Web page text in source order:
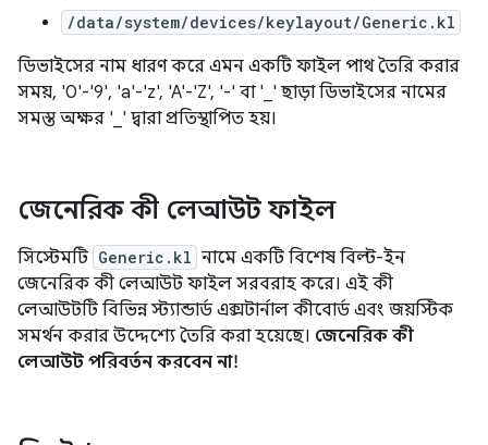
/data/system/devices/keylayout/Generic.kl
ডিভাইসের নাম ধারণ করে এমন একটি ফাইল পাথ তৈরি করার
সময়, '0'-'9', 'a'-'z', 'A'-'Z', '-' বা '_' ছাড়া ডিভাইসের নামের
সমস্ত অক্ষর '_' দ্বারা প্রতিস্থাপিত হয়।
জেনেরিক কী লেআউট ফাইল
সিস্টেমটি Generic.kl নামে একটি বিশেষ বিল্ট-ইন
জেনেরিক কী লেআউট ফাইল সরবরাহ করে। এই কী
লেআউটটি বিভিন্ন স্ট্যান্ডার্ড এক্সটার্নাল কীবোর্ড এবং জয়স্টিক
সমর্থন করার উদ্দেশ্যে তৈরি করা হয়েছে। জেনেরিক কী
লেআউট পরিবর্তন করবেন না!